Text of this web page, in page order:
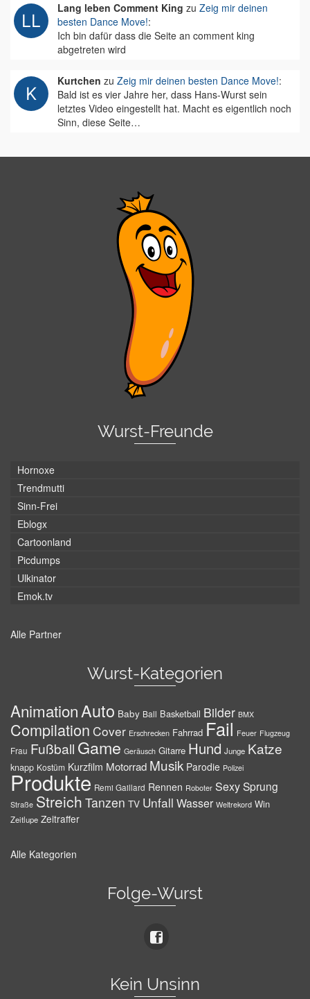
Lang leben Comment King zu Zeig mir deinen
besten Dance Move!:
Ich bin dafür dass die Seite an comment king
abgetreten wird
Kurtchen zu Zeig mir deinen besten Dance Move!:
Bald ist es vier Jahre her, dass Hans-Wurst sein
letztes Video eingestellt hat. Macht es eigentlich noch
Sinn, diese Seite…
Wurst-Freunde
Hornoxe
Trendmutti
Sinn-Frei
Eblogx
Cartoonland
Picdumps
Ulkinator
Emok.tv
Alle Partner
Wurst-Kategorien
AnimationAuto Baby Ball Basketball Bilder BMX
Compilation Cover Erschrecken Fahrrad Fail Feuer Flugzeug
Frau Fußball Game Geräusch Gitarre Hund Junge Katze
knapp Kostüm Kurzfilm Motorrad Musik Parodie Polizei
Produkte Remi Gaillard Rennen Roboter SexySprung
Straße Streich Tanzen TV Unfall Wasser Weltrekord Win
Zeitlupe Zeitraffer
Alle Kategorien
Folge-Wurst
Kein Unsinn